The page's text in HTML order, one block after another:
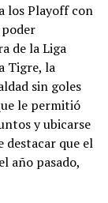
los Playoff con
de la Liga
Tigre, la
sin goles
le permitió
y ubicarse
destacar que el
año pasado,